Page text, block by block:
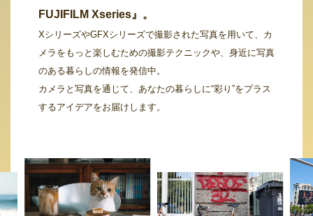
FUJIFILM Xseries』。
XシリーズやGFXシリーズで撮影された写真を用いて、カ
メラをもっと楽しむための撮影テクニックや、身近に写真
のある暮らしの情報を発信中。
カメラと写真を通じて、あなたの暮らしに“彩り”をプラス
するアイデアをお届けします。